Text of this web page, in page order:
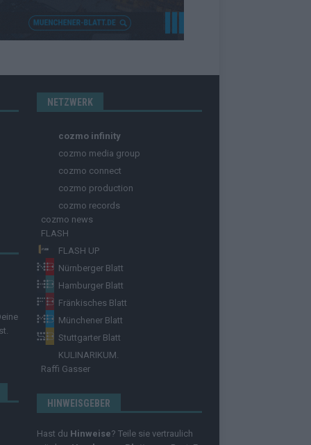
NETZWERK
cozmo infinity
cozmo media group
cozmo connect
cozmo production
cozmo records
cozmo news
FLASH
FLASH UP
Nürnberger Blatt
Hamburger Blatt
Fränkisches Blatt
Münchener Blatt
Stuttgarter Blatt
KULINARIKUM.
Raffi Gasser
HINWEISGEBER
Hast du Hinweise? Teile sie vertraulich